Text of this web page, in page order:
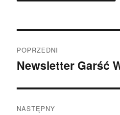
wpisu
POPRZEDNI
Poprzedni
Newsletter Garść
NASTĘPNY